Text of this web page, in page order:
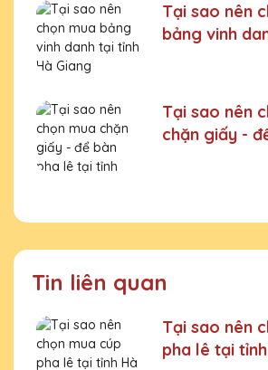
Tại sao nên
bảng vinh
Tại sao nên
chặn giấy -
Tin liên quan
Tại sao nên
pha lê tại